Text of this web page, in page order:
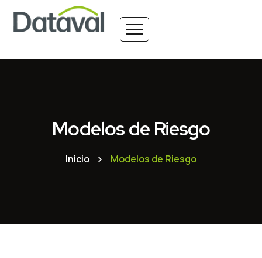
Modelos de Riesgo
Inicio Modelos de Riesgo